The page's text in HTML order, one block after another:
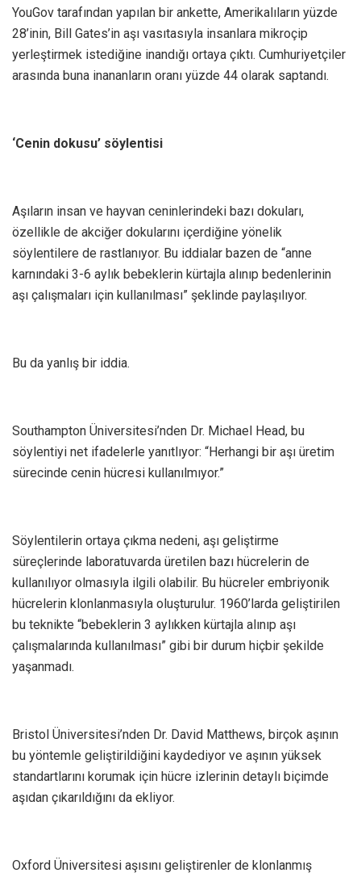
YouGov tarafından yapılan bir ankette, Amerikalıların yüzde
28’inin, Bill Gates’in aşı vasıtasıyla insanlara mikroçip
yerleştirmek istediğine inandığı ortaya çıktı. Cumhuriyetçiler
arasında buna inananların oranı yüzde 44 olarak saptandı.
‘Cenin dokusu’ söylentisi
Aşıların insan ve hayvan ceninlerindeki bazı dokuları,
özellikle de akciğer dokularını içerdiğine yönelik
söylentilere de rastlanıyor. Bu iddialar bazen de “anne
karnındaki 3-6 aylık bebeklerin kürtajla alınıp bedenlerinin
aşı çalışmaları için kullanılması” şeklinde paylaşılıyor.
Bu da yanlış bir iddia.
Southampton Üniversitesi’nden Dr. Michael Head, bu
söylentiyi net ifadelerle yanıtlıyor: “Herhangi bir aşı üretim
sürecinde cenin hücresi kullanılmıyor.”
Söylentilerin ortaya çıkma nedeni, aşı geliştirme
süreçlerinde laboratuvarda üretilen bazı hücrelerin de
kullanılıyor olmasıyla ilgili olabilir. Bu hücreler embriyonik
hücrelerin klonlanmasıyla oluşturulur. 1960’larda geliştirilen
bu teknikte “bebeklerin 3 aylıkken kürtajla alınıp aşı
çalışmalarında kullanılması” gibi bir durum hiçbir şekilde
yaşanmadı.
Bristol Üniversitesi’nden Dr. David Matthews, birçok aşının
bu yöntemle geliştirildiğini kaydediyor ve aşının yüksek
standartlarını korumak için hücre izlerinin detaylı biçimde
aşıdan çıkarıldığını da ekliyor.
Oxford Üniversitesi aşısını geliştirenler de klonlanmış